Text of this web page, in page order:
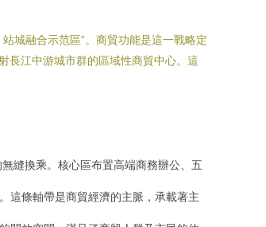
城融合示范區”。商貿功能是這一戰略定
長江中游城市群的區域性商貿中心。這
縫換乘。核心區布置高端商務辦公、五
這條軸帶是商貿經濟的主脈，承載著主